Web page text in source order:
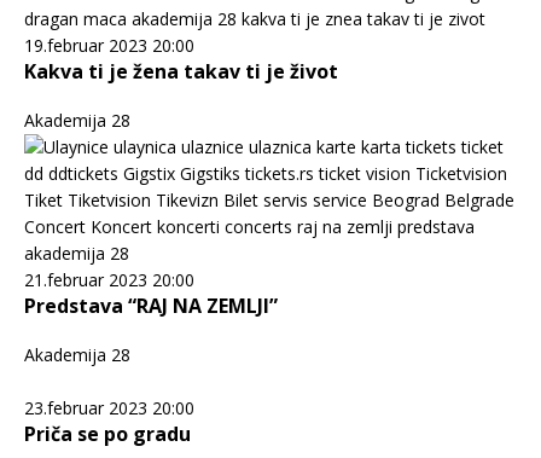
19.februar 2023 20:00
Kakva ti je žena takav ti je život
Akademija 28
21.februar 2023 20:00
Predstava “RAJ NA ZEMLJI”
Akademija 28
23.februar 2023 20:00
Priča se po gradu